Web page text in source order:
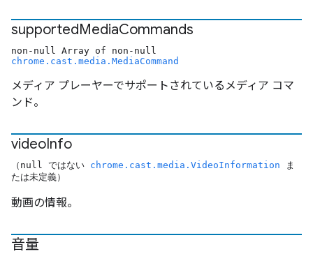
supportedMediaCommands
non-null Array of non-null
chrome.cast.media.MediaCommand
メディア プレーヤーでサポートされているメディア コマ
ンド。
videoInfo
（null ではない chrome.cast.media.VideoInformation ま
たは未定義）
動画の情報。
音量